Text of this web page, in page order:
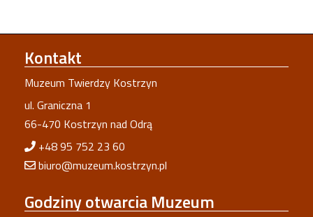
Kontakt
Muzeum Twierdzy Kostrzyn
ul. Graniczna 1
66-470 Kostrzyn nad Odrą
+48 95 752 23 60
biuro@muzeum.kostrzyn.pl
Godzinyotwarcia Muzeum